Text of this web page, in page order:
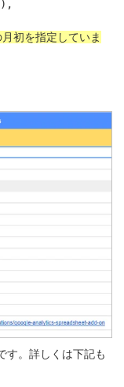
) ,
初を指定していま
す。詳しくは下記も